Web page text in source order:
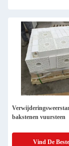
bakstenen vuursteen
Vind De